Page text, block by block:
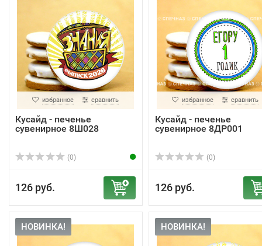
избранное сравнить
Кусайд - печенье
сувенирное 8Ш028
(0)
126 руб.
избранное сравнить
Кусайд - печенье
сувенирное 8ДР001
(0)
126 руб.
НОВИНКА! НОВИНКА!